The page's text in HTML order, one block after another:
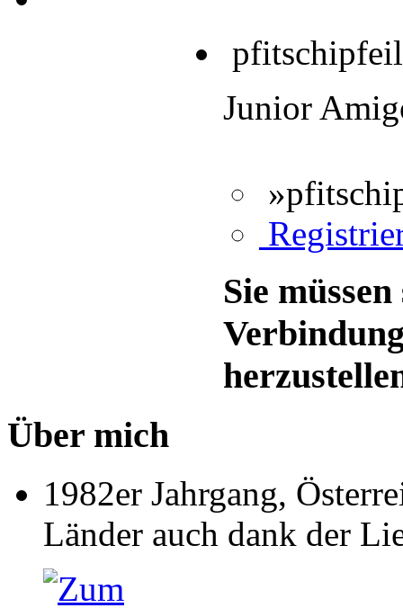
pfitschipfeil
Junior
Sie
Über mich
1982er Jahrgang,
Länder auch dank der